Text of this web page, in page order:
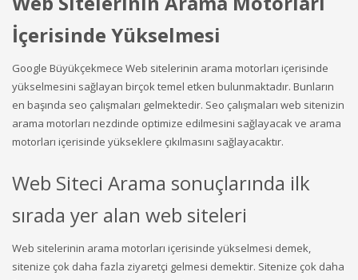
İçerisinde Yükselmesi
Google Büyükçekmece Web sitelerinin arama motorları içerisinde
yükselmesini sağlayan birçok temel etken bulunmaktadır. Bunların
en başında seo çalışmaları gelmektedir. Seo çalışmaları web sitenizin
arama motorları nezdinde optimize edilmesini sağlayacak ve arama
motorları içerisinde yükseklere çıkılmasını sağlayacaktır.
Web Siteci Arama sonuçlarında ilk
sırada yer alan web siteleri
Web sitelerinin arama motorları içerisinde yükselmesi demek,
sitenize çok daha fazla ziyaretçi gelmesi demektir. Sitenize çok daha